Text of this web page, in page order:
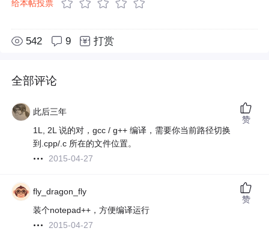
给本帖投票
542 9 打赏
全部评论
此后三年
1L, 2L 说的对，gcc / g++ 编译，需要你当前路径切换
到.cpp/.c 所在的文件位置。
2015-04-27
赞
fly_dragon_fly
装个notepad++，方便编译运行
2015-04-27
赞